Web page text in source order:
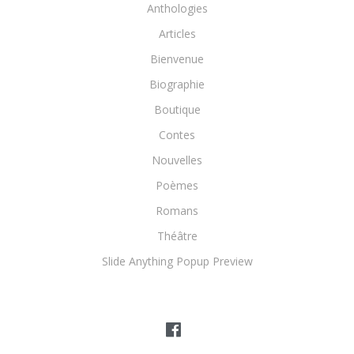
Anthologies
Articles
Bienvenue
Biographie
Boutique
Contes
Nouvelles
Poèmes
Romans
Théâtre
Slide Anything Popup Preview